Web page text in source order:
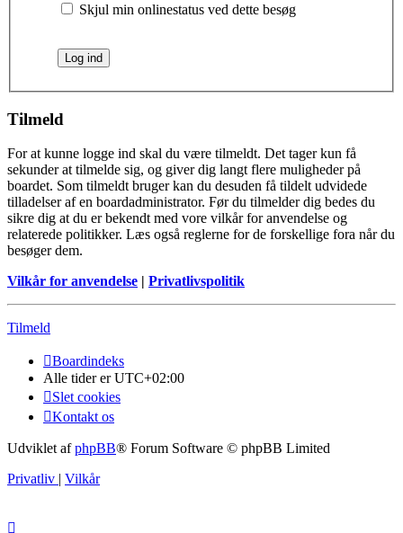
Skjul min onlinestatus ved dette besøg
Tilmeld
For at kunne logge ind skal du være tilmeldt. Det tager kun få
sekunder at tilmelde sig, og giver dig langt flere muligheder på
boardet. Som tilmeldt bruger kan du desuden få tildelt udvidede
tilladelser af en boardadministrator. Før du tilmelder dig bedes du
sikre dig at du er bekendt med vore vilkår for anvendelse og
relaterede politikker. Læs også reglerne for de forskellige fora når du
besøger dem.
Vilkår for anvendelse | Privatlivspolitik
Tilmeld
Boardindeks
Alle tider erUTC+02:00
Slet cookies
Kontakt os
Udviklet afphpBB® Forum Software © phpBB Limited
Privatliv | Vilkår